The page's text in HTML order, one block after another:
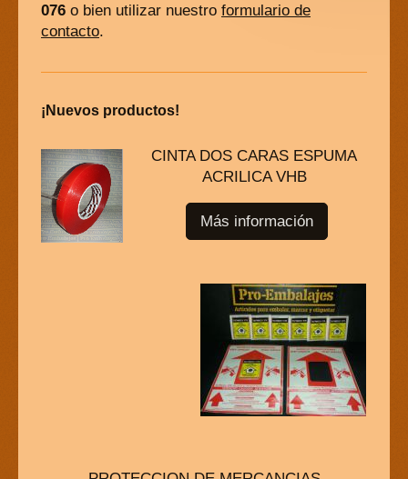
076 o bien utilizar nuestro formulario de
contacto.
¡Nuevos productos!
CINTA DOS CARAS ESPUMA
ACRILICA VHB
Más información